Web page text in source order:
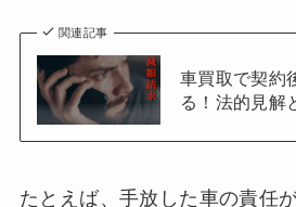
関連記事
車買取で契約
る！法的見解
たとえば、手放した車の責任